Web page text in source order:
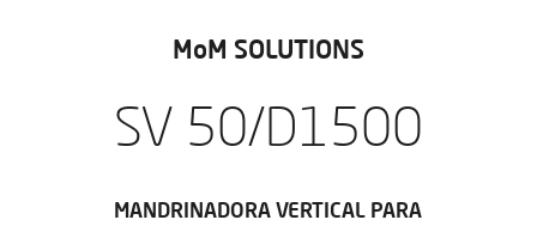
MoM SOLUTIONS
SV 50/D1500
MANDRINADORA VERTICAL PARA